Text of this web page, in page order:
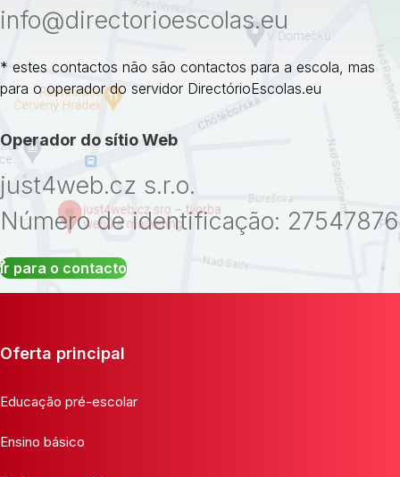
info@directorioescolas.eu
* estes contactos não são contactos para a escola, mas
para o operador do servidor DirectórioEscolas.eu
Operador do sítio Web
just4web.cz s.r.o.
Número de identificação: 27547876
Ir para o contacto
Oferta principal
Educação pré-escolar
Ensino básico